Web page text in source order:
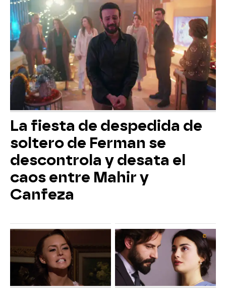
La fiesta de despedida de
soltero de Ferman se
descontrola y desata el
caos entre Mahir y
Canfeza